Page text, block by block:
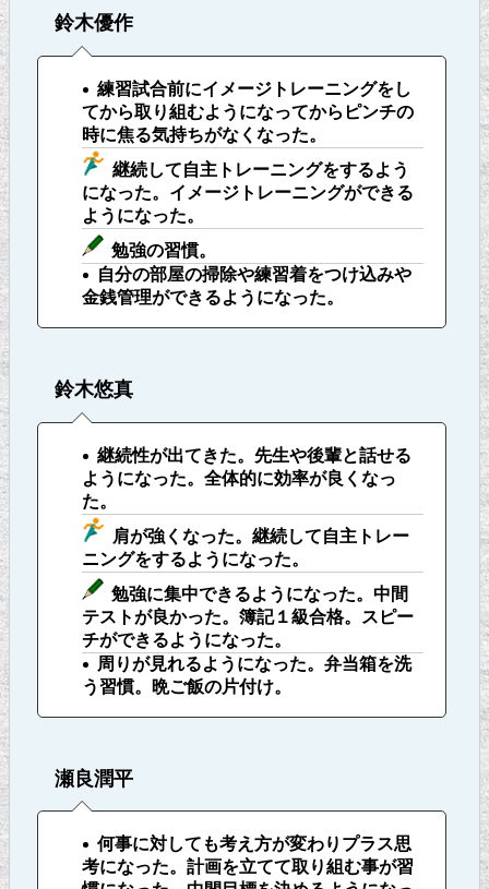
鈴木優作
練習試合前にイメージトレーニングをし
てから取り組むようになってからピンチの
時に焦る気持ちがなくなった。
継続して自主トレーニングをするよう
になった。イメージトレーニングができる
ようになった。
勉強の習慣。
自分の部屋の掃除や練習着をつけ込みや
金銭管理ができるようになった。
鈴木悠真
継続性が出てきた。先生や後輩と話せる
ようになった。全体的に効率が良くなっ
た。
肩が強くなった。継続して自主トレー
ニングをするようになった。
勉強に集中できるようになった。中間
テストが良かった。簿記１級合格。スピー
チができるようになった。
周りが見れるようになった。弁当箱を洗
う習慣。晩ご飯の片付け。
瀬良潤平
何事に対しても考え方が変わりプラス思
考になった。計画を立てて取り組む事が習